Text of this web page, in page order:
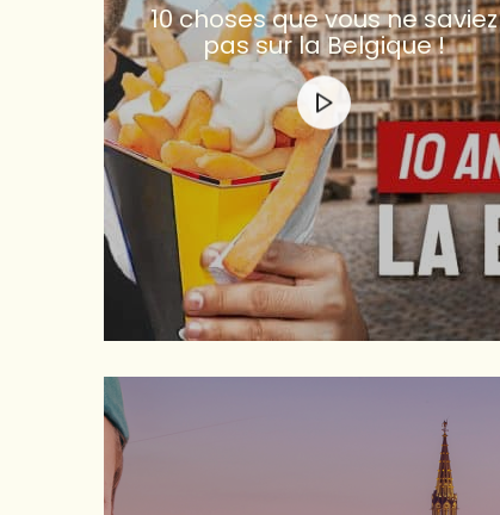
10 choses que vous ne saviez
pas sur la Belgique !